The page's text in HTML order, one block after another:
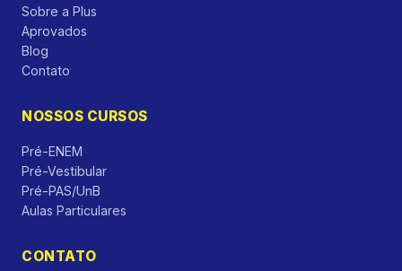
Sobre a Plus
Aprovados
Blog
Contato
NOSSOS CURSOS
Pré-ENEM
Pré-Vestibular
Pré-PAS/UnB
Aulas Particulares
CONTATO